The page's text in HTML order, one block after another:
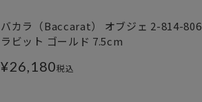
バカラ（Baccarat） オブジェ 2-814-806
ラビット ゴールド 7.5cm
¥26,180税込